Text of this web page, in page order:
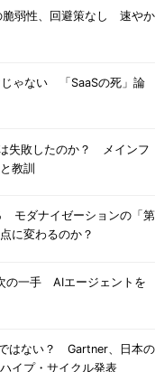
脆弱性、回避策なし 速やか
じゃない 「SaaSの死」論
失敗したのか？ メインフ
教訓
モダナイゼーションの「第
に変わるのか？
の一手 AIエージェントを
はない？ Gartner、日本の
イプ・サイクル発表